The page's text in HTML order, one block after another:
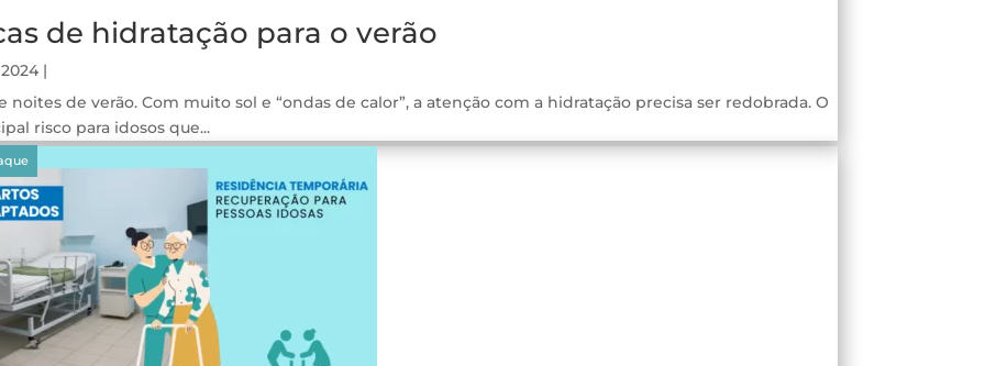
de hidratação para o verão
|
noites de verão. Com muito sol e “ondas de calor”, a atenção com a hidratação precisa ser redobrada. O
risco para idosos que...